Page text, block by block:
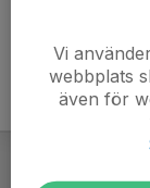
Vi
webbplats
även för